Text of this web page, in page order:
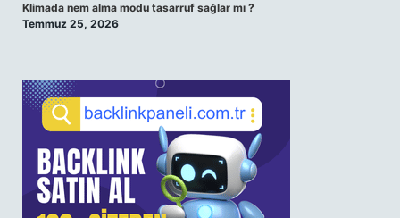
Klimada nem alma modu tasarruf sağlar mı ?
Temmuz 25, 2026